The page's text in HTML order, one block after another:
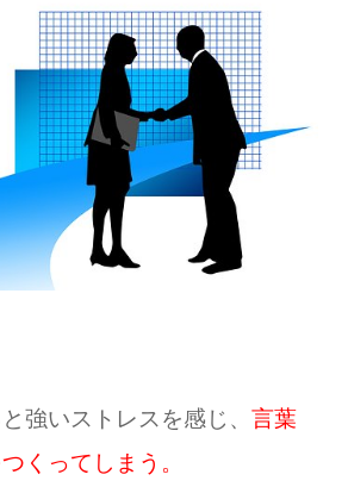
強いストレスを感じ、 言葉
くってしまう。